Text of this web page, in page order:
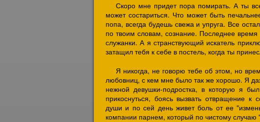
Скоро мне придет пора помирать. А ты
может состариться. Что может быть
попа, всегда будешь свежа и упруга. Все
по твоим словам, сознание. Последнее
служанки. А я странствующий искатель
затащил тебя к себе в постель, когда ты
Я никогда, не говорю тебе об этом, но
любовниц, с кем мне было так же хорошо. Я
нежной девушки-подростка, в которую я
прикоснуться, боясь вызвать отвращение
души и по сей день живет боль от ее
компании парнем, который по чистому